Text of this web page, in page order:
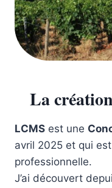
La
LCMS est une
avril 2025 et qui
professionnelle.
J’ai découvert